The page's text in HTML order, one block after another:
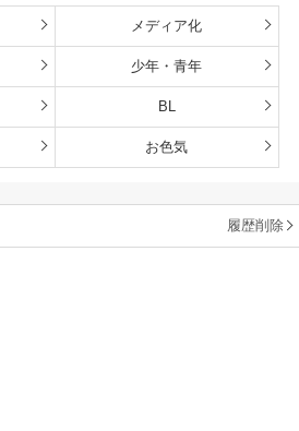
メディア化
少年・青年
BL
お色気
履歴削除